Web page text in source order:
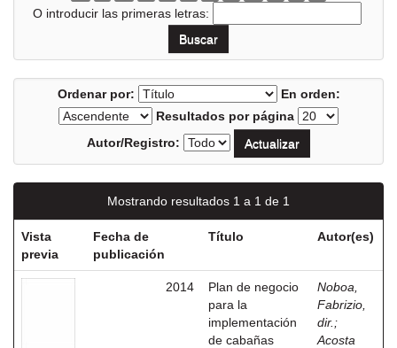
O introducir las primeras letras:
Ordenar por:
En orden:
Resultados por página
Autor/Registro:
Mostrando resultados 1 a 1 de 1
Vista
previa
Fecha de
publicación
Título Autor(es)
2014
Plan de negocio
para la
implementación
de cabañas
Noboa,
Fabrizio,
dir. ;
Acosta